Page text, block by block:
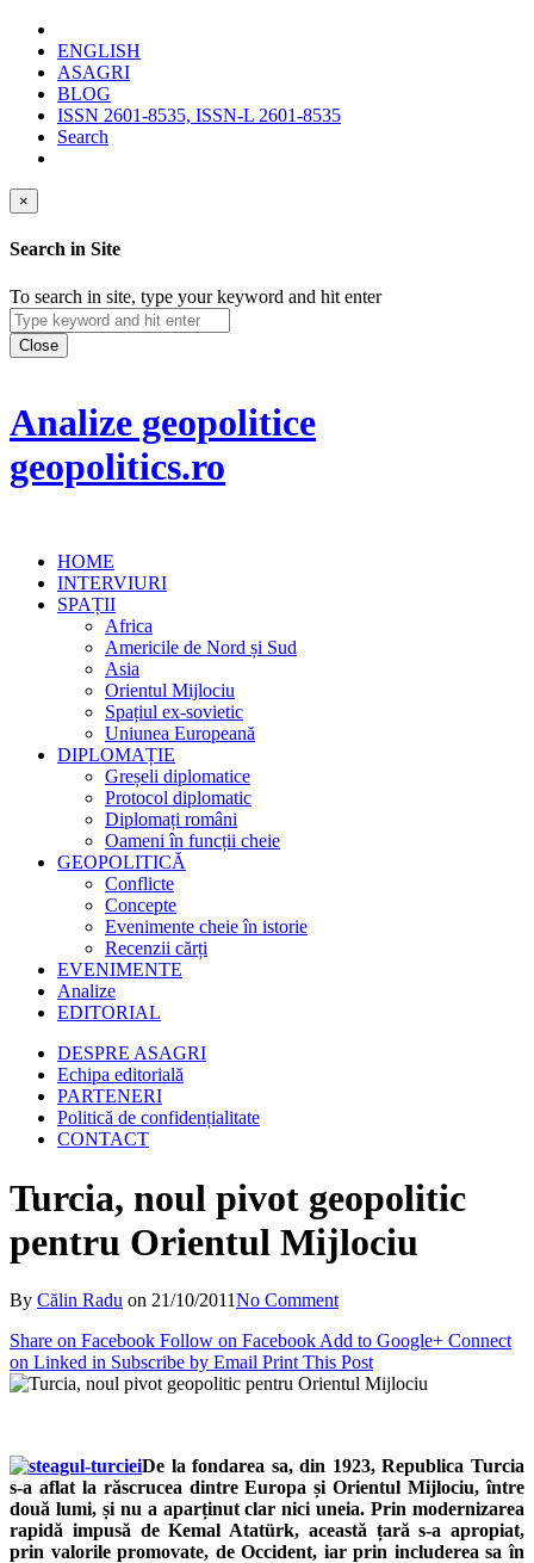
ENGLISH
ASAGRI
BLOG
ISSN 2601-8535, ISSN-L 2601-8535
Search
×
Search in Site
To search in site, type your keyword and hit enter
Close
Analize geopolitice
geopolitics.ro
HOME
INTERVIURI
SPAȚII
Africa
Americile de Nord și Sud
Asia
Orientul Mijlociu
Spațiul ex-sovietic
Uniunea Europeană
DIPLOMAȚIE
Greșeli diplomatice
Protocol diplomatic
Diplomați români
Oameni în funcții cheie
GEOPOLITICĂ
Conflicte
Concepte
Evenimente cheie în istorie
Recenzii cărți
EVENIMENTE
Analize
EDITORIAL
DESPRE ASAGRI
Echipa editorială
PARTENERI
Politică de confidențialitate
CONTACT
Turcia, noul pivot geopolitic
pentru Orientul Mijlociu
By Călin Radu on 21/10/2011No Comment
Share on Facebook Follow on Facebook Add to Google+ Connect
on Linked in Subscribe by Email Print This Post
De la fondarea sa, din 1923, Republica Turcia
s-a aflat la răscrucea dintre Europa și Orientul Mijlociu, între
două lumi, și nu a aparținut clar nici uneia. Prin modernizarea
rapidă impusă de Kemal Atatürk, această țară s-a apropiat,
prin valorile promovate, de Occident, iar prin includerea sa în